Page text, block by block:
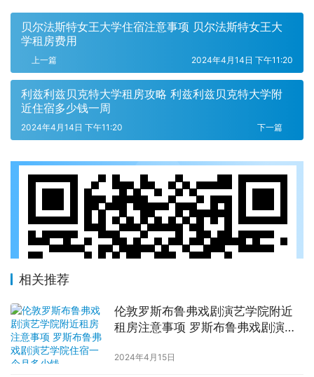
贝尔法斯特女王大学住宿注意事项 贝尔法斯特女王大
学租房费用
上一篇 2024年4月14日 下午11:20
利兹利兹贝克特大学租房攻略 利兹利兹贝克特大学附
近住宿多少钱一周
下一篇
2024年4月14日 下午11:20
相关推荐
伦敦罗斯布鲁弗戏剧演艺学院附近
租房注意事项 罗斯布鲁弗戏剧演艺
2024年4月15日